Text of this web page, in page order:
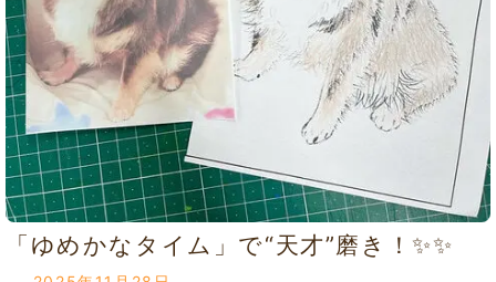
「ゆめかなタイム」で“天才”磨き！✨✨